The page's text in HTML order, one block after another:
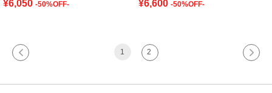
¥6,050 -50%OFF- ¥6,600 -50%OFF-
1 2